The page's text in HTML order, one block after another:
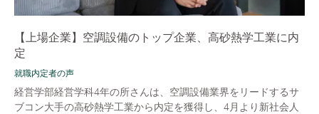
【上場企業】空調設備のトップ企業、高砂熱学工業に内
定
就職内定者の声
経営学部経営学科4年の所さんは、空調設備業界をリードするサ
ブコン大手の高砂熱学工業から内定を獲得し、4月より新社会人